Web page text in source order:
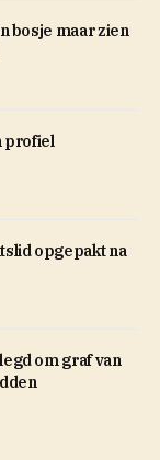
bosje maar zien
profiel
opgepakt na
om graf van